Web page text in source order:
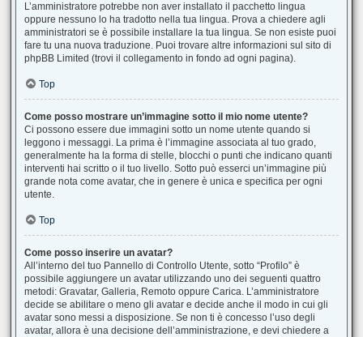
L’amministratore potrebbe non aver installato il pacchetto lingua
oppure nessuno lo ha tradotto nella tua lingua. Prova a chiedere agli
amministratori se è possibile installare la tua lingua. Se non esiste puoi
fare tu una nuova traduzione. Puoi trovare altre informazioni sul sito di
phpBB Limited (trovi il collegamento in fondo ad ogni pagina).
Top
Come posso mostrare un’immagine sotto il mio nome utente?
Ci possono essere due immagini sotto un nome utente quando si
leggono i messaggi. La prima è l’immagine associata al tuo grado,
generalmente ha la forma di stelle, blocchi o punti che indicano quanti
interventi hai scritto o il tuo livello. Sotto può esserci un’immagine più
grande nota come avatar, che in genere è unica e specifica per ogni
utente.
Top
Come posso inserire un avatar?
All’interno del tuo Pannello di Controllo Utente, sotto “Profilo” è
possibile aggiungere un avatar utilizzando uno dei seguenti quattro
metodi: Gravatar, Galleria, Remoto oppure Carica. L’amministratore
decide se abilitare o meno gli avatar e decide anche il modo in cui gli
avatar sono messi a disposizione. Se non ti è concesso l’uso degli
avatar, allora è una decisione dell’amministrazione, e devi chiedere a